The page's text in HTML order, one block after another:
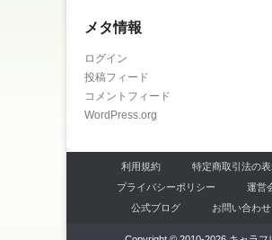
メタ情報
ログイン
投稿フィード
コメントフィード
WordPress.org
利用規約
特定商取引法の
プライバシーポリシー
運営
公式ブログ
お問い合わせ